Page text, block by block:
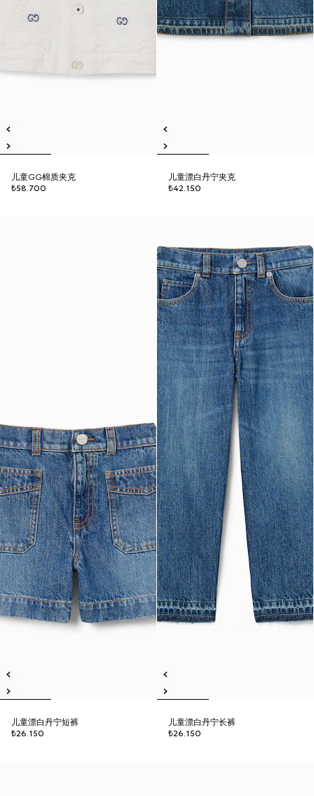
儿童GG棉质夹克
₺58.700
儿童漂白丹宁夹克
₺42.150
儿童漂白丹宁短裤
₺26.150
儿童漂白丹宁长裤
₺26.150